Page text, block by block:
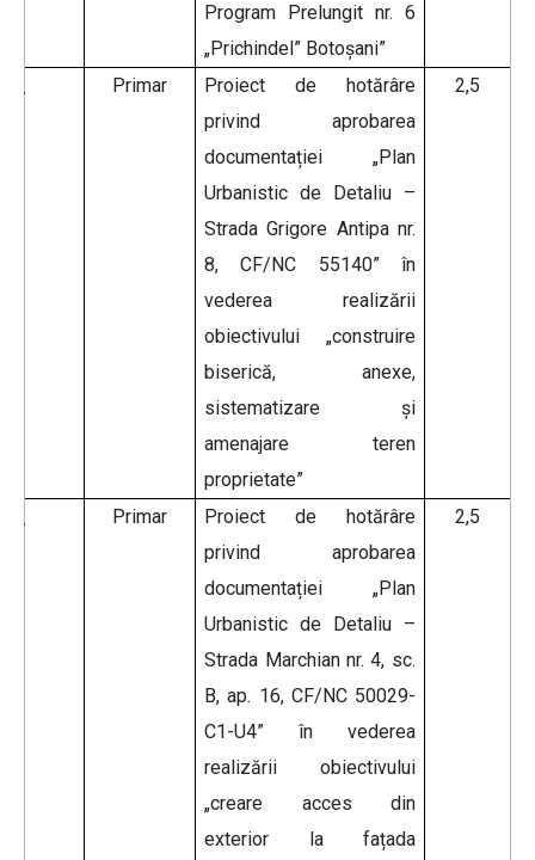
Program Prelungit nr. 6
„Prichindel” Botoșani”
Primar
Proiect de hotărâre
privind aprobarea
documentației „Plan
Urbanistic de Detaliu –
Strada Grigore Antipa nr.
8, CF/NC 55140” în
vederea realizării
obiectivului „construire
biserică, anexe,
sistematizare și
amenajare teren
proprietate”
2,5
Primar
Proiect de hotărâre
privind aprobarea
documentației „Plan
Urbanistic de Detaliu –
Strada Marchian nr. 4, sc.
B, ap. 16, CF/NC 50029-
C1-U4” în vederea
realizării obiectivului
„creare acces din
exterior la fațada
2,5